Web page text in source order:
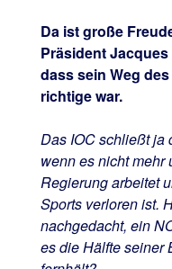
Da ist große
Präsident
dass sein Weg
richtige war.
Das IOC schließt ja
wenn es nicht mehr
Regierung arbeitet
Sports verloren ist.
nachgedacht, ein
es die Hälfte seiner